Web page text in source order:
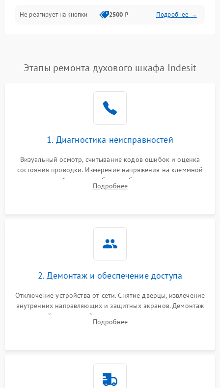
Не реагирует на кнопки 2500 ₽ Подробнее →
Этапы ремонта духового шкафа Indesit
1. Диагностика неисправностей
Визуальный осмотр, считывание кодов ошибок и оценка
состояния проводки. Измерение напряжения на клеммной
колодке. Анализ жалоб на проблемы с нагревом,
конвекцией, панелью управления или блокировкой дверцы.
Подробнее
2. Демонтаж и обеспечение доступа
Отключение устройства от сети. Снятие дверцы, извлечение
внутренних направляющих и защитных экранов. Демонтаж
задней или верхней панели для прямого доступа к
нагревательным элементам, плате и вентиляторам.
Подробнее